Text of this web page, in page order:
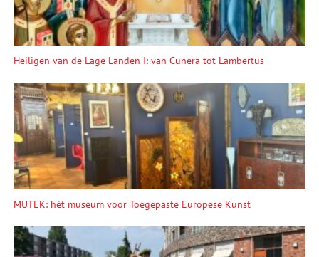
Heiligen van de Lage Landen I: van Cunera tot Lambertus
MUTEK: hét museum voor Toegepaste Europese Kunst